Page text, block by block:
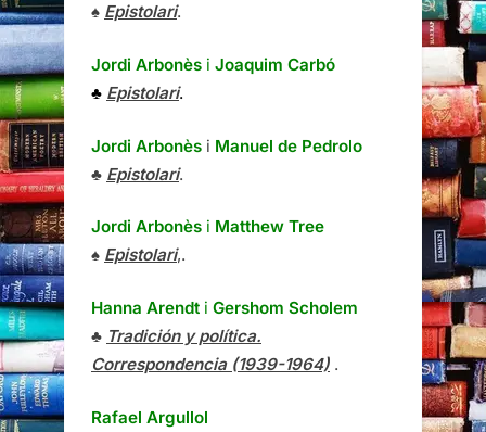
♠ Epistolari.
Jordi Arbonès i Joaquim Carbó
♣ Epistolari.
Jordi Arbonès i Manuel de Pedrolo
♣ Epistolari.
Jordi Arbonès i Matthew Tree
♠ Epistolari,.
Hanna Arendt i Gershom Scholem
♣ Tradición y política.
Correspondencia (1939-1964) .
Rafael Argullol